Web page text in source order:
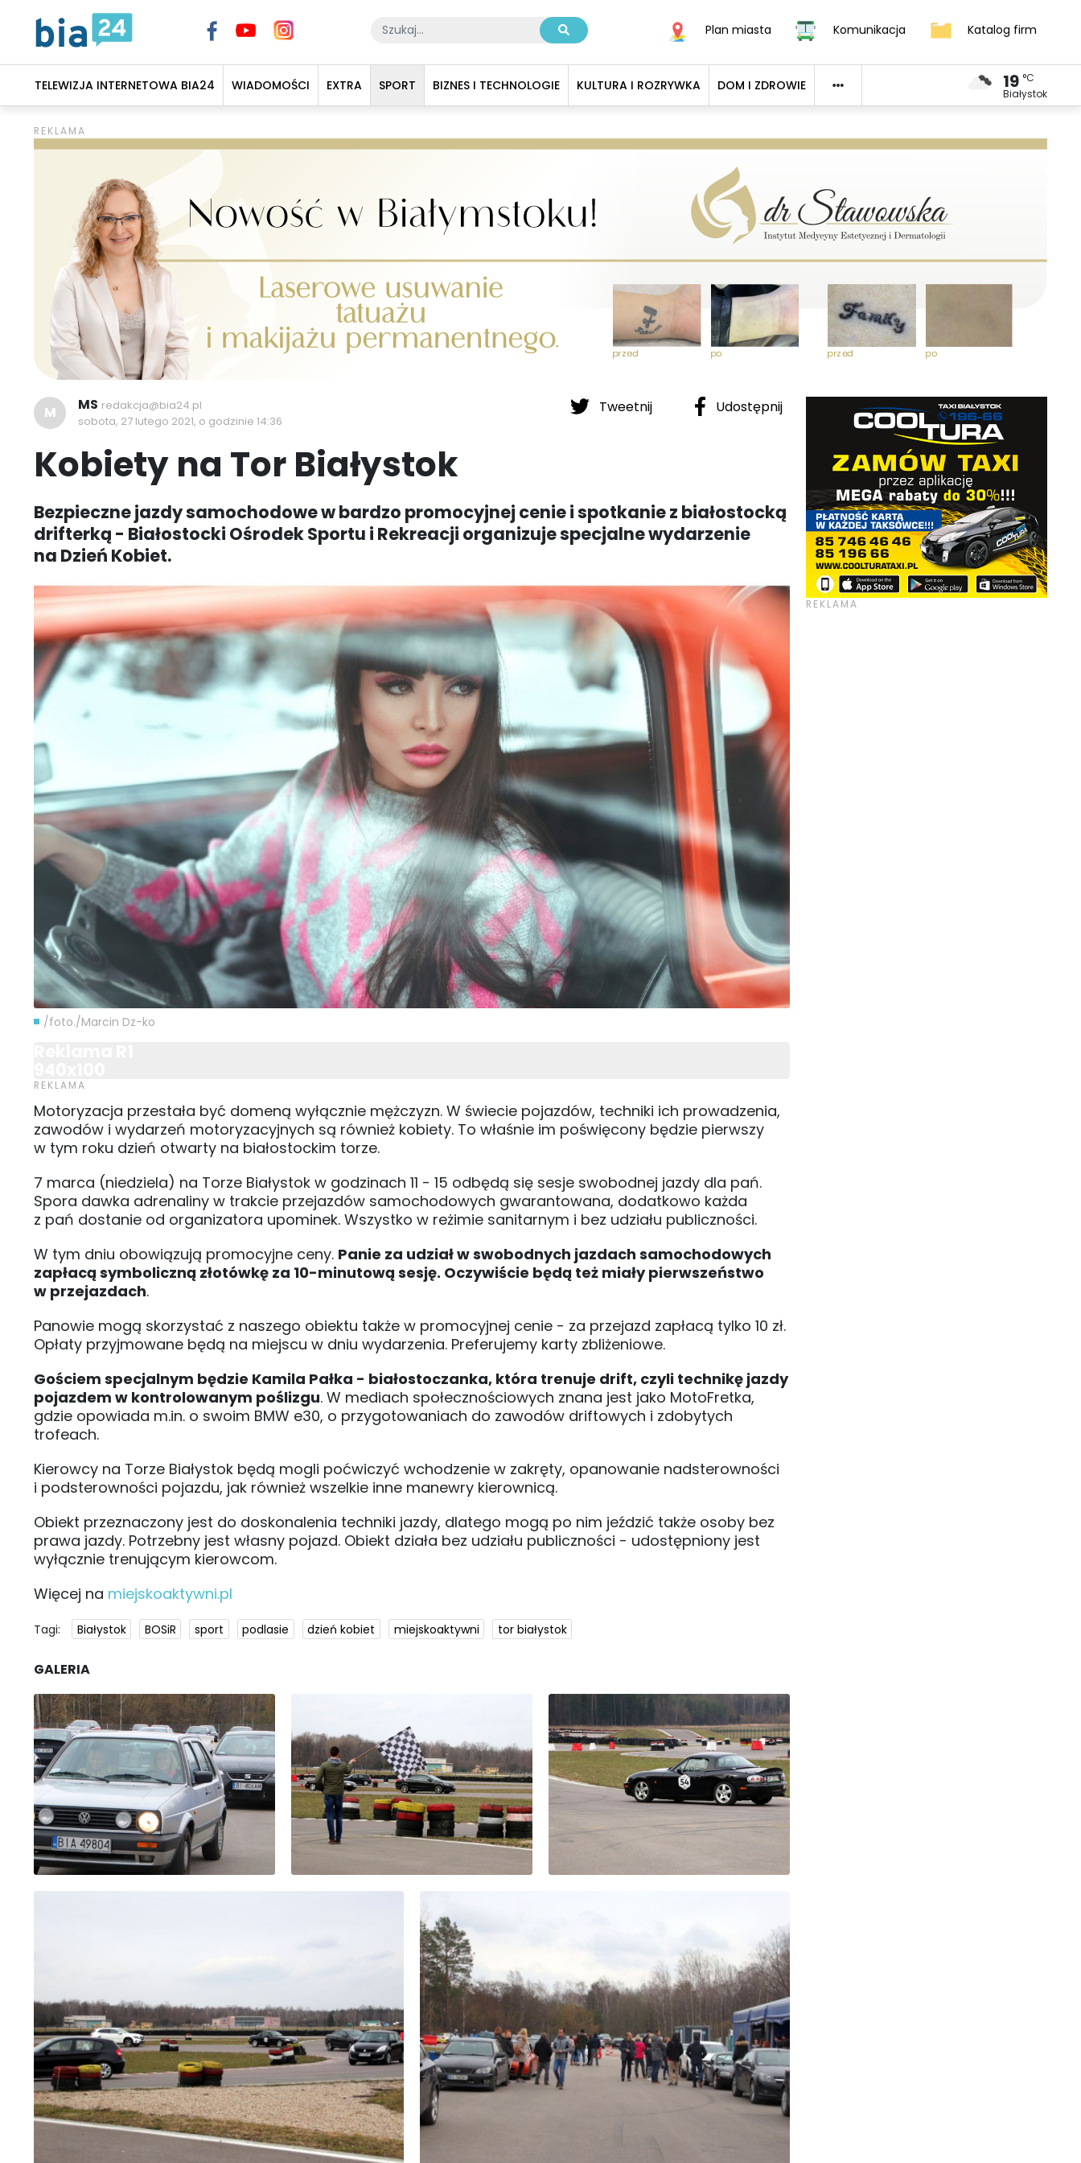
Plan miasta Komunikacja Katalog firm
TELEWIZJA INTERNETOWA BIA24 WIADOMOŚCI EXTRA SPORT BIZNES I TECHNOLOGIE KULTURA I ROZRYWKA DOM I ZDROWIE 19 °C
Białystok
Tweetnij Udostępnij
M MS redakcja@bia24.pl
sobota, 27 lutego 2021, o godzinie 14:36
Kobiety na Tor Białystok
Bezpieczne jazdy samochodowe w bardzo promocyjnej cenie i spotkanie z białostocką
drifterką - Białostocki Ośrodek Sportu i Rekreacji organizuje specjalne wydarzenie
na Dzień Kobiet.
/foto./Marcin Dz-ko
Motoryzacja przestała być domeną wyłącznie mężczyzn. W świecie pojazdów, techniki ich prowadzenia,
zawodów i wydarzeń motoryzacyjnych są również kobiety. To właśnie im poświęcony będzie pierwszy
w tym roku dzień otwarty na białostockim torze.
7 marca (niedziela) na Torze Białystok w godzinach 11 - 15 odbędą się sesje swobodnej jazdy dla pań.
Spora dawka adrenaliny w trakcie przejazdów samochodowych gwarantowana, dodatkowo każda
z pań dostanie od organizatora upominek. Wszystko w reżimie sanitarnym i bez udziału publiczności.
W tym dniu obowiązują promocyjne ceny. Panie za udział w swobodnych jazdach samochodowych
zapłacą symboliczną złotówkę za 10-minutową sesję. Oczywiście będą też miały pierwszeństwo
w przejazdach.
Panowie mogą skorzystać z naszego obiektu także w promocyjnej cenie - za przejazd zapłacą tylko 10 zł.
Opłaty przyjmowane będą na miejscu w dniu wydarzenia. Preferujemy karty zbliżeniowe.
Gościem specjalnym będzie Kamila Pałka - białostoczanka, która trenuje drift, czyli technikę jazdy
pojazdem w kontrolowanym poślizgu. W mediach społecznościowych znana jest jako MotoFretka,
gdzie opowiada m.in. o swoim BMW e30, o przygotowaniach do zawodów driftowych i zdobytych
trofeach.
Kierowcy na Torze Białystok będą mogli poćwiczyć wchodzenie w zakręty, opanowanie nadsterowności
i podsterowności pojazdu, jak również wszelkie inne manewry kierownicą.
Obiekt przeznaczony jest do doskonalenia techniki jazdy, dlatego mogą po nim jeździć także osoby bez
prawa jazdy. Potrzebny jest własny pojazd. Obiekt działa bez udziału publiczności - udostępniony jest
wyłącznie trenującym kierowcom.
Więcej na miejskoaktywni.pl
Tagi: Białystok BOSiR sport podlasie dzień kobiet miejskoaktywni tor białystok
GALERIA